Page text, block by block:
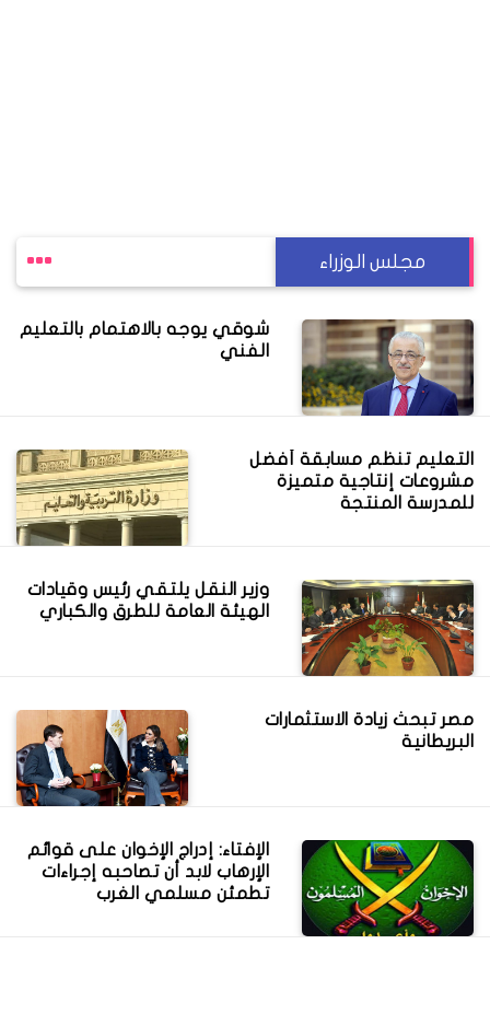
مجلس الوزراء
شوقي يوجه بالاهتمام بالتعليم
الفني
التعليم تنظم مسابقة أفضل
مشروعات إنتاجية متميزة
للمدرسة المنتجة
وزير النقل يلتقي رئيس وقيادات
الهيئة العامة للطرق والكباري
مصر تبحث زيادة الاستثمارات
البريطانية
الإفتاء: إدراج الإخوان على قوائم
الإرهاب لابد أن تصاحبه إجراءات
تطمئن مسلمي الغرب